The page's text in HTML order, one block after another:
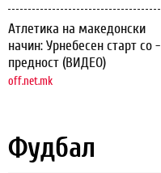
Атлетика на македонски
начин: Урнебесен старт со -
предност (ВИДЕО)
off.net.mk
Фудбал